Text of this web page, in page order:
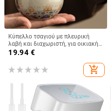
Κύπελλο τσαγιού με πλευρική
λαβή και διαχωριστή, για οικιακή
χρήση, μεγάλη χωρητικότητα
19.94€
add_shopping_cart